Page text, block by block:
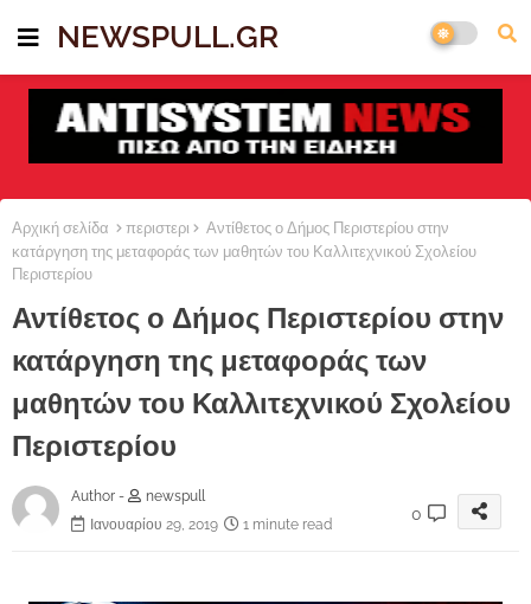
NEWSPULL.GR
Αρχική σελίδα περιστερι
Αντίθετος ο Δήμος Περιστερίου στην
κατάργηση της μεταφοράς των μαθητών του Καλλιτεχνικού Σχολείου
Περιστερίου
Αντίθετος ο Δήμος Περιστερίου στην
κατάργηση της μεταφοράς των
μαθητών του Καλλιτεχνικού Σχολείου
Περιστερίου
Author -
newspull
Ιανουαρίου 29, 2019
1 minute read
0